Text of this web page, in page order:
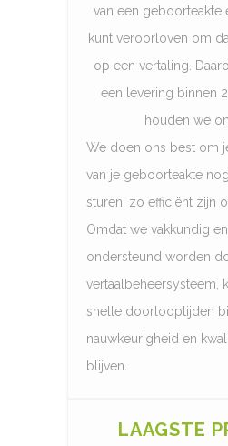
van een geboorteakte
kunt veroorloven om
op een vertaling.
een levering binnen
houden we
We doen ons best om
van je geboorteakte
sturen, zo efficiënt zijn
Omdat we vakkundig
ondersteund worden
vertaalbeheersysteem,
snelle doorlooptijden
nauwkeurigheid en
blijven.
LAAGSTE